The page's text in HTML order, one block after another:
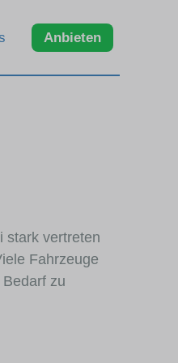
Anbieten
stark vertreten
Fahrzeuge
zu